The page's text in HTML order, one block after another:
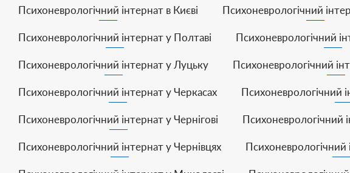
Психоневрологічний інтернат в Києві Психоневрологічний
Психоневрологічний інтернат у Полтаві Психоневрологічний
Психоневрологічний інтернат у Луцьку Психоневрологічний
Психоневрологічний інтернат у Черкасах Психоневрологічний
Психоневрологічний інтернат у Чернігові Психоневрологічний
Психоневрологічний інтернат у Чернівцях Психоневрологічний